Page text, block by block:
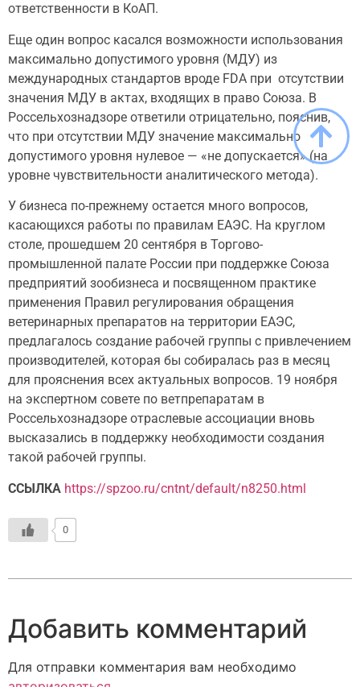
ответственности в КоАП.
Еще один вопрос касался возможности использования
максимально допустимого уровня (МДУ) из
международных стандартов вроде FDA при отсутствии
значения МДУ в актах, входящих в право Союза. В
Россельхознадзоре ответили отрицательно, пояснив,
что при отсутствии МДУ значение максимально
допустимого уровня нулевое — «не допускается» (на
уровне чувствительности аналитического метода).
У бизнеса по-прежнему остается много вопросов,
касающихся работы по правилам ЕАЭС. На круглом
столе, прошедшем 20 сентября в Торгово-
промышленной палате России при поддержке Союза
предприятий зообизнеса и посвященном практике
применения Правил регулирования обращения
ветеринарных препаратов на территории ЕАЭС,
предлагалось создание рабочей группы с привлечением
производителей, которая бы собиралась раз в месяц
для прояснения всех актуальных вопросов. 19 ноября
на экспертном совете по ветпрепаратам в
Россельхознадзоре отраслевые ассоциации вновь
высказались в поддержку необходимости создания
такой рабочей группы.
ССЫЛКА https://spzoo.ru/cntnt/default/n8250.html
0
Добавить комментарий
Для отправки комментария вам необходимо